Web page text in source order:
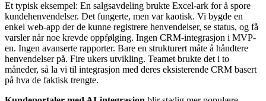
Et typisk eksempel: En salgsavdeling brukte Excel-ark for å spore
kundehenvendelser. Det fungerte, men var kaotisk. Vi bygde en
enkel web-app der de kunne registrere henvendelser, se status, og få
varsler når noe krevde oppfølging. Ingen CRM-integrasjon i MVP-
en. Ingen avanserte rapporter. Bare en strukturert måte å håndtere
henvendelser på. Fire ukers utvikling. Teamet brukte det i to
måneder, så la vi til integrasjon med deres eksisterende CRM basert
på hva de faktisk trengte.